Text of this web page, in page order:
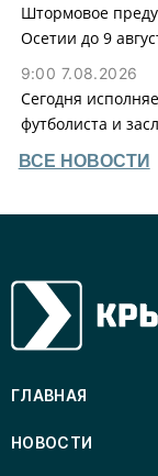
Штормовое
Осетии до 9
9:00 7.08.2026
Сегодня
футболиста и
ВСЕ НОВОСТИ
ГЛАВНАЯ
НОВОСТИ